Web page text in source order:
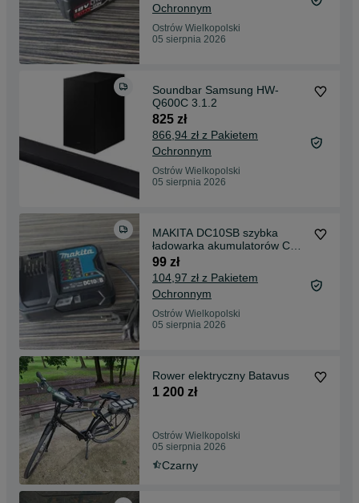
Ochronnym
Ostrów Wielkopolski
05 sierpnia 2026
Soundbar Samsung HW-
Q600C 3.1.2
825 zł
866,94 zł z Pakietem
Ochronnym
Ostrów Wielkopolski
05 sierpnia 2026
MAKITA DC10SB szybka
ładowarka akumulatorów CXT
10.8V - 12V
99 zł
104,97 zł z Pakietem
Ochronnym
Ostrów Wielkopolski
05 sierpnia 2026
Rower elektryczny Batavus
1 200 zł
Ostrów Wielkopolski
05 sierpnia 2026
Czarny